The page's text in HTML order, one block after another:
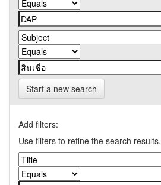
Start a new search
Add filters:
Use filters to refine the search results.